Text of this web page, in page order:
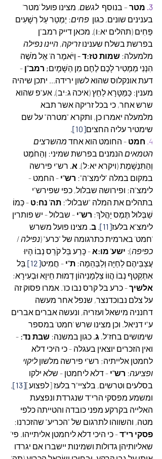
3. מטר – בנוסף לגשם, מצינו פועל 'מטר'
בענינים שונים, כגון פחים: יַמְטֵר עַל רְשָׁעִים
פַּחִים (תהלים יא:ו). מכאן דייק רמב"ן
בפרשת בשלח שענינו זריקה, היינו נפילה
מלמעלה: שמות טז:ד - וַיֹּאמֶר ה' אֶל מֹשֶׁה
הִנְנִי מַמְטִיר לָכֶם לֶחֶם מִן הַשָּׁמָיִם; רמב"ן -
דעת אונקלוס שהוא לשון ירידה... יתכן שיהיה
מענין: כַּמַּטָּרָא לַחֵץ (איכה ג:יב), אע"פ שהוא
שרש אחר, כי בכל זריקה אשר תבא
מלמעלה יאמרו כן, ותקרא "מטרה" על שם
שימטיר עליה החצים[10]
.
4. חמט - החומט הוא אחד מהשרצים
הטמאים הנמנים בפרשת שמיני: וְהַחֹמֶט
וְהַתִּנְשָׁמֶת (ויקרא יא:ל). א. רש"י פירשה
במקום במלה "לימצ"ה": רש"י - החמט -
לימצ"ה; ופירושה שבלול, כפי שפירש"י
בתהלים את המלה "שבלול": תה' נח:ט - כְּמוֹ
שַׁבְּלוּל תֶּמֶס יַהֲלֹךְ; רש"י - שבלול - יש פותרין
לימצ"א בלעז[11]
. ב. מצינו פועל משרש
'חמט' בארמית כתרגומה של "כרע" (נפילה /
כפיפה): ישע' מו:א - כָּרַע בֵּל קֹרֵס נְבוֹ הָיוּ
עֲצַבֵּיהֶם לַחַיָּה וְלַבְּהֵמָה; ת"י - חֲמִיט[12]
בַּל
אִתְקְטֵף נְבוֹ הֲווֹ צַלְמָנֵיהוֹן דְמוּת חֵיוָא וּבְעִירָא;
אלשיך - כרע בל קרס נבו כו'. אמרו פסוק זה
על צלם נבוכדנצר, שנפל אחר מעשה
דחנניה מישאל ועזריה, ונעשה אברים אברים
ע"י דניאל. וכן מצינו שרש 'חמט' במספר
שימושים בחז"ל, ג. כגון במשנה: שבת נד: -
ואין הזכרים יוצאין בעגלה - כי היכי דלא
לחמטן אלייתיה; רש"י פירשה מלשון ליקוי
ופציעה: רש"י - דלא ליחמטן - שלא ילקו
בסלעים וטרשים, בלציי"ר בלעז [לפצוע][13]
.
ומשמע מפסקי הרי"ד שנגרדת ונפצעת
האלייה בקרקע מפני כובדה והטייתה כלפי
מטה, והשווהו לתרגום של "הכריע" שהזכרנו:
פסקי רי"ד - כי היכי דלא ליחמטן אליתייהו. פי'
שאליותיהן גדולות ושמינות יישברו אם יגרדו